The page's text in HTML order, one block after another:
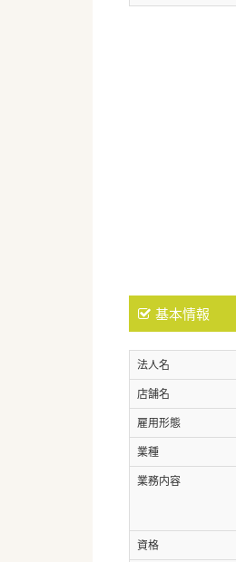
基本情報
法人名
店舗名
雇用形態
業種
業務内容
資格